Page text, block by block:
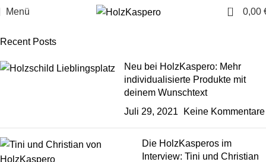
Menü 0 0,00
Recent Posts
Neu bei HolzKaspero: Mehr
individualisierte Produkte mit
deinem Wunschtext
Juli 29, 2021
Keine Kommentare
Die HolzKasperos im
Interview: Tini und Christian